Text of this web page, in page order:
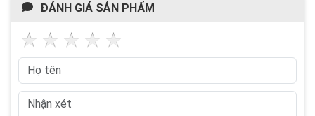
ĐÁNH GIÁ SẢN PHẨM